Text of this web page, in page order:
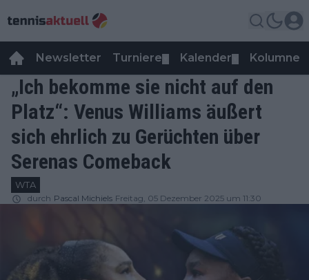
Newsletter Turniere Kalender Kolumnen
„Ich bekomme sie nicht auf den
Platz“: Venus Williams äußert
sich ehrlich zu Gerüchten über
Serenas Comeback
WTA
durch Pascal Michiels Freitag, 05 Dezember 2025 um 11:30